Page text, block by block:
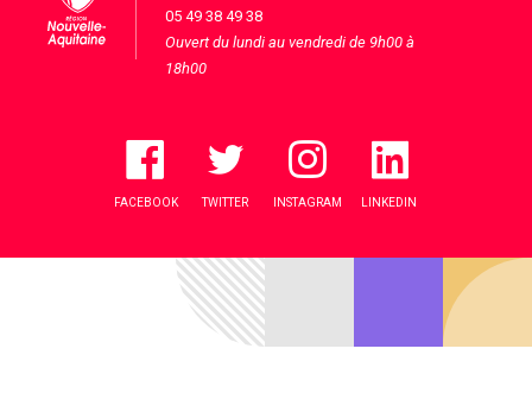
05 49 38 49 38
Ouvert du lundi au vendredi de 9h00 à
18h00
FACEBOOK TWITTER INSTAGRAM LINKEDIN